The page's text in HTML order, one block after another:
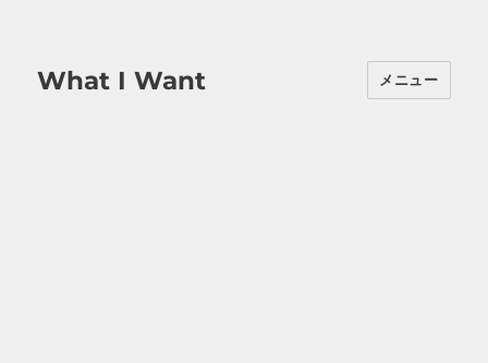
What I Want メニュー